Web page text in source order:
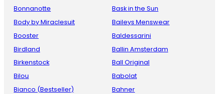
Bonnanotte
Body by Miraclesuit
Booster
Birdland
Birkenstock
Bilou
Bianco (Bestseller)
Bask in the Sun
Baileys Menswear
Baldessarini
Ballin Amsterdam
Ball Original
Babolat
Bahner